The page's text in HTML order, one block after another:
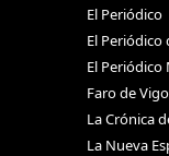
El Periódico
El
El
Faro de Vigo
La Crónica
La Nueva